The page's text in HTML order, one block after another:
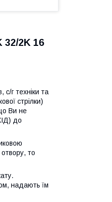
32/2K 16
с/г техніки та
стрілки)
Ви не
до
то
надають їм